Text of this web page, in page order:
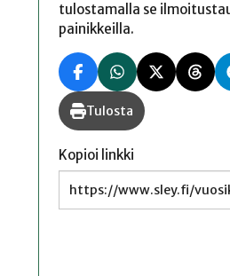
tulostamalla se
painikkeilla.
Tulosta
Kopioi linkki